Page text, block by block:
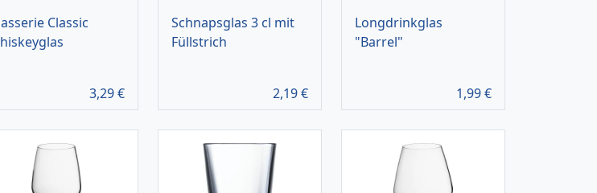
Classic
3,29€
Schnapsglas 3 cl mit
Füllstrich
2,19€
Longdrinkglas
"Barrel"
1,99€